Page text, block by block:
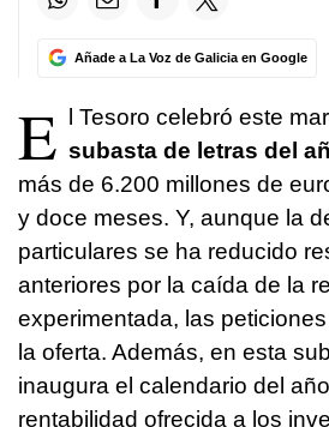
Añade a La Voz de Galicia en Google
E l Tesoro celebró este
subasta de letras del
más de 6.200 millones de
y doce meses. Y, aunque la
particulares se ha reducido
anteriores por la caída de la
experimentada, las
la oferta. Además, en esta
inaugura el calendario del
rentabilidad ofrecida a los